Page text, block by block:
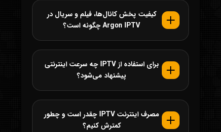
کیفیت پخش کانال‌ها، فیلم و سریال در
Argon IPTV چگونه است؟
برای استفاده از IPTV چه سرعت اینترنتی
پیشنهاد می‌شود؟
مصرف اینترنت IPTV چقدر است و چطور
کمترش کنیم؟